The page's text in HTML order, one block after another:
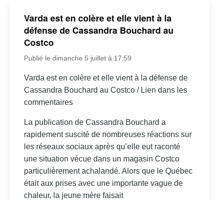
Varda est en colère et elle vient à la
défense de Cassandra Bouchard au
Costco
Publié le dimanche 5 juillet à 17:59
Varda est en colère et elle vient à la défense de
Cassandra Bouchard au Costco / Lien dans les
commentaires
La publication de Cassandra Bouchard a
rapidement suscité de nombreuses réactions sur
les réseaux sociaux après qu’elle eut raconté
une situation vécue dans un magasin Costco
particulièrement achalandé. Alors que le Québec
était aux prises avec une importante vague de
chaleur, la jeune mère faisait